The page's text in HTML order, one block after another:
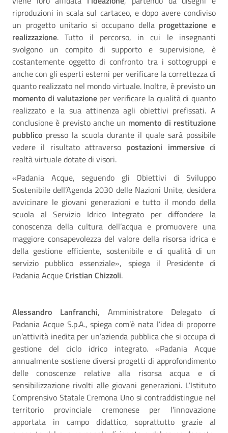
riproduzioni in scala sul cartaceo, e dopo avere condiviso
un progetto unitario si occupano della progettazione e
realizzazione. Tutto il percorso, in cui le insegnanti
svolgono un compito di supporto e supervisione, è
costantemente oggetto di confronto tra i sottogruppi e
anche con gli esperti esterni per verificare la correttezza di
quanto realizzato nel mondo virtuale. Inoltre, è previsto un
momento di valutazioneper verificare la qualità di quanto
realizzato e la sua attinenza agli obiettivi prefissati. A
conclusione è previsto anche un momento di restituzione
pubblico presso la scuola durante il quale sarà possibile
vedere il risultato attraverso postazioni immersivedi
realtà virtuale dotate di visori.
«Padania Acque, seguendo gli Obiettivi di Sviluppo
Sostenibile dell’Agenda 2030 delle Nazioni Unite, desidera
avvicinare le giovani generazioni e tutto il mondo della
scuola al Servizio Idrico Integrato per diffondere la
conoscenza della cultura dell’acqua e promuovere una
maggiore consapevolezza del valore della risorsa idrica e
della gestione efficiente, sostenibile e di qualità di un
servizio pubblico essenziale», spiega il Presidente di
Padania AcqueCristian Chizzoli.
Alessandro Lanfranchi, Amministratore Delegato di
Padania Acque S.p.A., spiega com’è nata l’idea di proporre
un’attività inedita per un’azienda pubblica che si occupa di
gestione del ciclo idrico integrato. «Padania Acque
annualmente sostiene diversi progetti di approfondimento
delle conoscenze relative alla risorsa acqua e di
sensibilizzazione rivolti alle giovani generazioni. L’Istituto
Comprensivo Statale Cremona Uno si contraddistingue nel
territorio provinciale cremonese per l’innovazione
apportata in campo didattico, soprattutto grazie al